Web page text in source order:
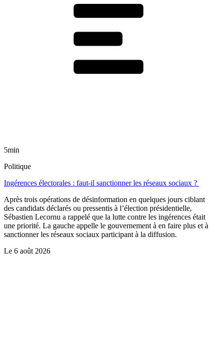
5min
Politique
Ingérences électorales : faut-il sanctionner les réseaux sociaux ?
Après trois opérations de désinformation en quelques jours ciblant
des candidats déclarés ou pressentis à l’élection présidentielle,
Sébastien Lecornu a rappelé que la lutte contre les ingérences était
une priorité. La gauche appelle le gouvernement à en faire plus et à
sanctionner les réseaux sociaux participant à la diffusion.
Le 6 août 2026